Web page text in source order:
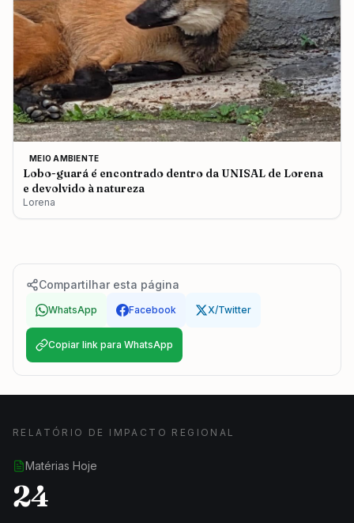
MEIO AMBIENTE
Lobo-guará é encontrado dentro da UNISAL de Lorena
e devolvido à natureza
Lorena
Compartilhar esta página
WhatsApp Facebook X/Twitter
Copiar link para WhatsApp
RELATÓRIO DE IMPACTO REGIONAL
Matérias Hoje
24